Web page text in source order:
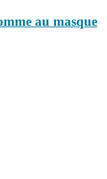
au masque